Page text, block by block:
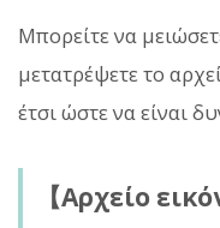
Μπορείτε να
μετατρέψετε το
έτσι ώστε να είναι
【Αρχείο